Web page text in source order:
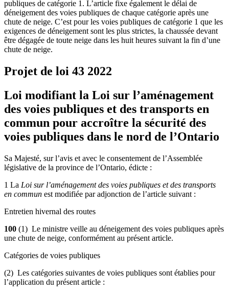
publiques de catégorie 1. L’article fixe également le délai de
déneigement des voies publiques de chaque catégorie après une
chute de neige. C’est pour les voies publiques de catégorie 1 que les
exigences de déneigement sont les plus strictes, la chaussée devant
être dégagée de toute neige dans les huit heures suivant la fin d’une
chute de neige.
Projet de loi 43 2022
Loi modifiant la Loi sur l’aménagement
des voies publiques et des transports en
commun pour accroître la sécurité des
voies publiques dans le nord de l’Ontario
Sa Majesté, sur l’avis et avec le consentement de l’Assemblée
législative de la province de l’Ontario, édicte :
1 La Loi sur l’aménagement des voies publiques et des transports
en commun est modifiée par adjonction de l’article suivant :
Entretien hivernal des routes
100 (1) Le ministre veille au déneigement des voies publiques après
une chute de neige, conformément au présent article.
Catégories de voies publiques
(2) Les catégories suivantes de voies publiques sont établies pour
l’application du présent article :